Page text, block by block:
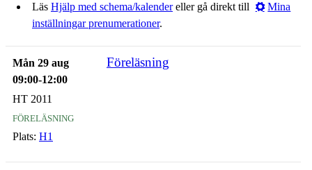
Läs Hjälp med schema/kalendereller gå direkt till
Mina
inställningar prenumerationer.
Mån 29 aug
09:00-12:00
Föreläsning
HT 2011
föreläsning
Plats: H1